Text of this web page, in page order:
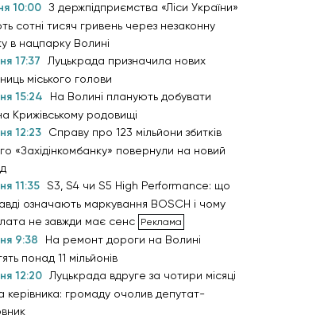
10:00 З держпідприємства «Ліси України»
сотні тисяч гривень через незаконну
в нацпарку Волині
17:37
Луцькрада призначила нових
міського голови
15:24
На Волині планують добувати
Крижівському родовищі
12:23
Справу про 123 мільйони збитків
«Західінкомбанку» повернули на новий
11:35 S3, S4 чи S5 High Performance: що
означають маркування BOSCH і чому
не завжди має сенс
9:38
На ремонт дороги на Волині
понад 11 мільйонів
12:20 Луцькрада вдруге за чотири місяці
керівника: громаду очолив депутат-